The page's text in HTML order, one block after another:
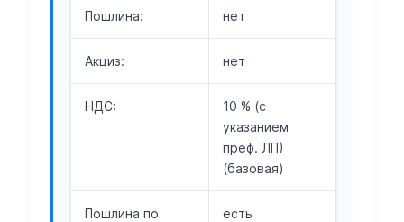
Пошлина: нет
Акциз: нет
НДС:
10 % (с
указанием
преф. ЛП)
(базовая)
Пошлина по
есть